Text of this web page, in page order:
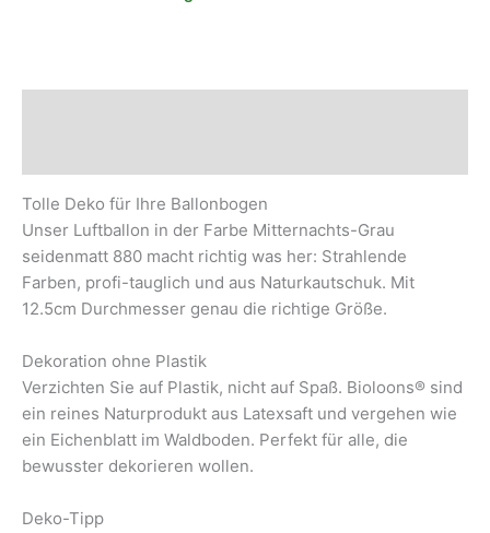
Tolle Deko für Ihre Ballonbogen
Unser Luftballon in der Farbe Mitternachts-Grau
seidenmatt 880 macht richtig was her: Strahlende
Farben, profi-tauglich und aus Naturkautschuk. Mit
12.5cm Durchmesser genau die richtige Größe.
Dekoration ohne Plastik
Verzichten Sie auf Plastik, nicht auf Spaß. Bioloons® sind
ein reines Naturprodukt aus Latexsaft und vergehen wie
ein Eichenblatt im Waldboden. Perfekt für alle, die
bewusster dekorieren wollen.
Deko-Tipp